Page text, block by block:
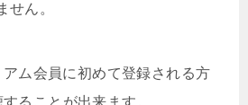
せん。
ム会員に初めて登録される方